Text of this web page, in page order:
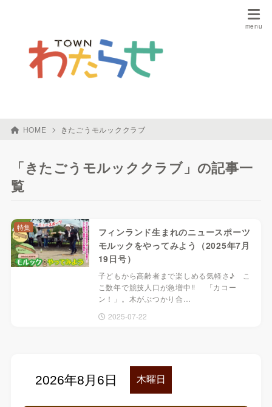
HOME きたごうモルッククラブ
「きたごうモルッククラブ」の記事一
覧
フィンランド生まれのニュースポーツ
モルックをやってみよう（2025年7月
19日号）
子どもから高齢者まで楽しめる気軽さ♪ こ
こ数年で競技人口が急増中!! 「カコー
ン！」。木がぶつかり合…
2025-07-22
特集